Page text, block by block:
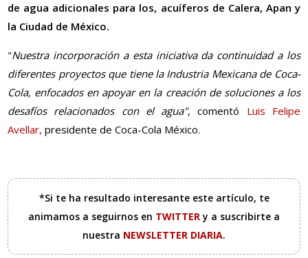
de agua adicionales para los, acuíferos de Calera, Apan y
la Ciudad de México.
"Nuestra incorporación a esta iniciativa da continuidad a los
diferentes proyectos que tiene la Industria Mexicana de Coca-
Cola, enfocados en apoyar en la creación de soluciones a los
desafíos relacionados con el agua", comentó Luis Felipe
Avellar, presidente de Coca-Cola México.
*Si te ha resultado interesante este artículo, te
animamos a seguirnos en TWITTERy a suscribirte a
nuestra NEWSLETTER DIARIA.